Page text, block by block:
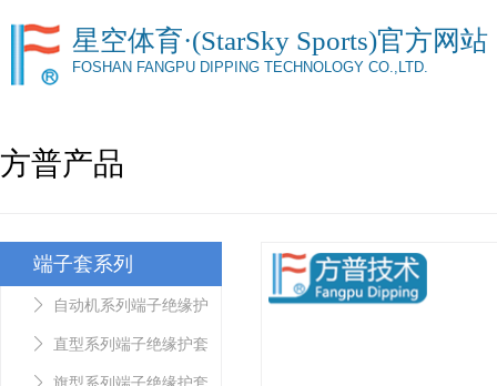
星空体育·(StarSky Sports)官方网站
FOSHAN FANGPU DIPPING TECHNOLOGY CO.,LTD.
方普产品
端子套系列
自动机系列端子绝缘护
套 直型系列端子绝缘护套
旗型系列端子绝缘护套